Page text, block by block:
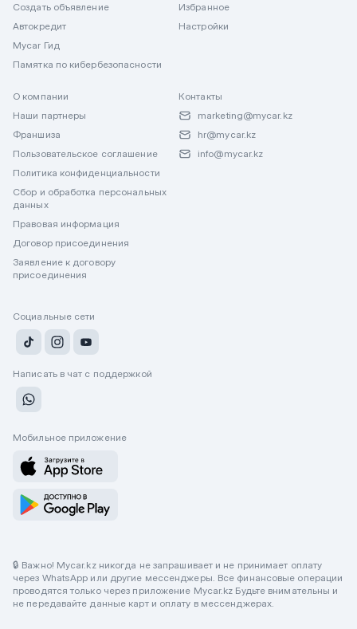
Создать объявление
Автокредит
Mycar Гид
Памятка по кибербезопасности
Избранное
Настройки
О компании
Наши партнеры
Франшиза
Пользовательское соглашение
Политика конфиденциальности
Сбор и обработка персональных
данных
Правовая информация
Договор присоединения
Заявление к договору
присоединения
Контакты
marketing@mycar.kz
hr@mycar.kz
info@mycar.kz
Социальные сети
Написать в чат с поддержкой
Мобильное приложение
🔒 Важно! Mycar.kz никогда не запрашивает и не принимает оплату
через WhatsApp или другие мессенджеры. Все финансовые операции
проводятся только через приложение Mycar.kz Будьте внимательны и
не передавайте данные карт и оплату в мессенджерах.